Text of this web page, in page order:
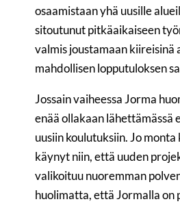
osaamistaan yhä uusille
sitoutunut pitkäaikaiseen
valmis joustamaan kiireisinä
mahdollisen lopputuloksen
Jossain vaiheessa Jorma
enää ollakaan lähettämässä
uusiin koulutuksiin. Jo monta
käynyt niin, että uuden
valikoituu nuoremman
huolimatta, että Jormalla on